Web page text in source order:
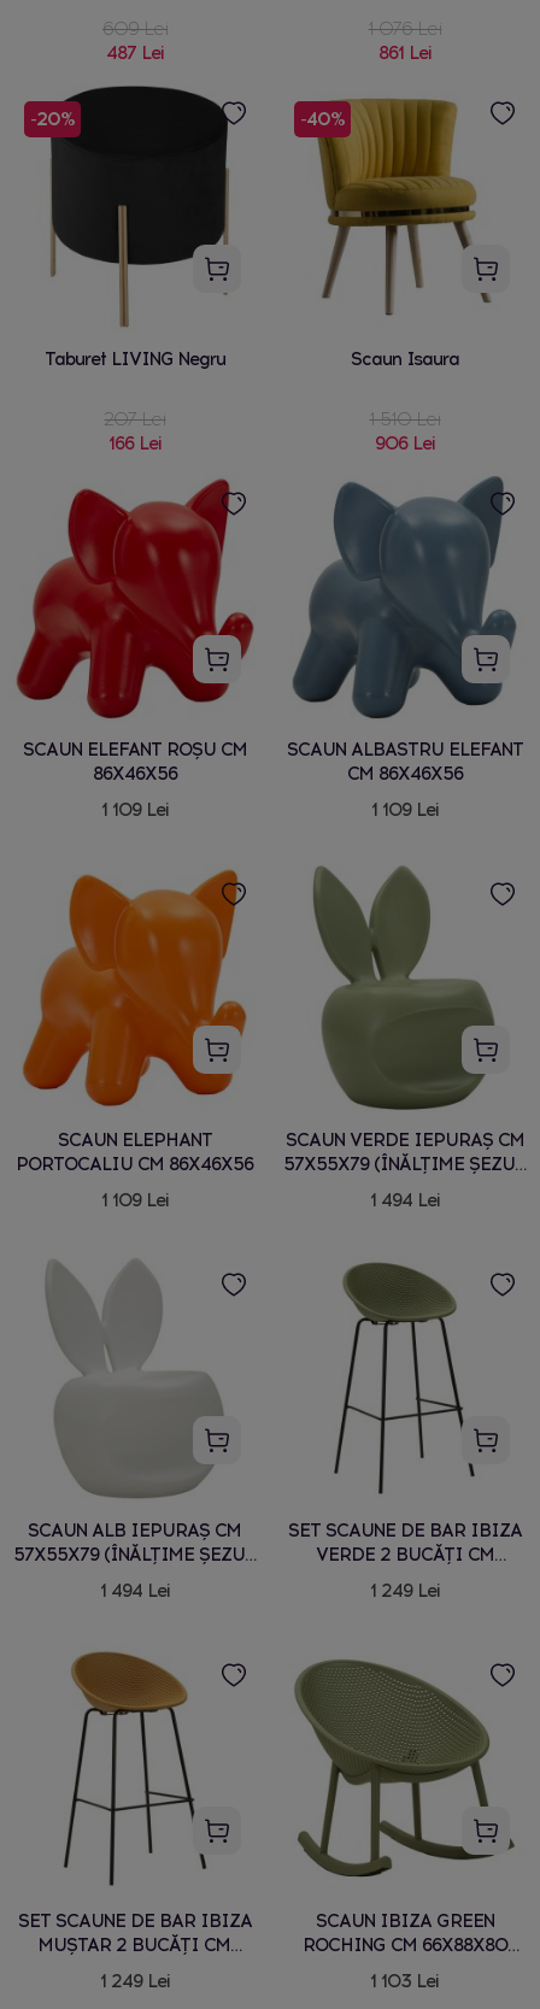
609 Lei
487 Lei
1 076 Lei
861 Lei
-20%
Taburet LIVING Negru
207 Lei
166 Lei
-40%
Scaun Isaura
1 510 Lei
906 Lei
SCAUN ELEFANT ROȘU CM
86X46X56
1 109 Lei
SCAUN ALBASTRU ELEFANT
CM 86X46X56
1 109 Lei
SCAUN ELEPHANT
PORTOCALIU CM 86X46X56
1 109 Lei
SCAUN VERDE IEPURAȘ CM
57X55X79 (ÎNĂLȚIME ȘEZUT
CM 39)
1 494 Lei
SCAUN ALB IEPURAȘ CM
57X55X79 (ÎNĂLȚIME ȘEZUT
CM 39)
1 494 Lei
SET SCAUNE DE BAR IBIZA
VERDE 2 BUCĂȚI CM
50X50X98 (ÎNĂLȚIME ȘEZUT
CM 75)
1 249 Lei
SET SCAUNE DE BAR IBIZA
MUȘTAR 2 BUCĂȚI CM
50X50X98 (ÎNĂLȚIME ȘEZUT
CM 75)
1 249 Lei
SCAUN IBIZA GREEN
ROCHING CM 66X88X80
(INALTIME SAZ CM 38)
1 103 Lei